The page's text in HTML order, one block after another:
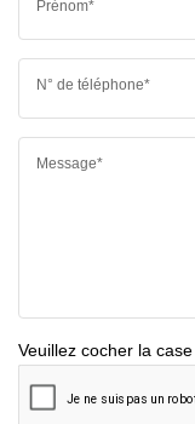
Prénom*
N° de téléphone*
Message*
Veuillez cocher la case